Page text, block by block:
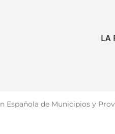
LA
Española de Municipios y